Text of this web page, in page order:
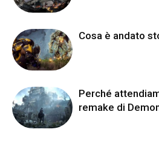
Cosa è andato
Perché
remake di